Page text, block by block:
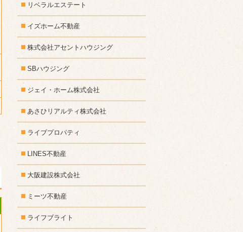
リベラルエステート
イズホーム不動産
株式会社アセントハウジング
SBハウジング
ジェイ・ホーム株式会社
あさひリアルティ株式会社
ライブプロパティ
LINES不動産
大阪建設株式会社
ミーツ不動産
ライフブライト